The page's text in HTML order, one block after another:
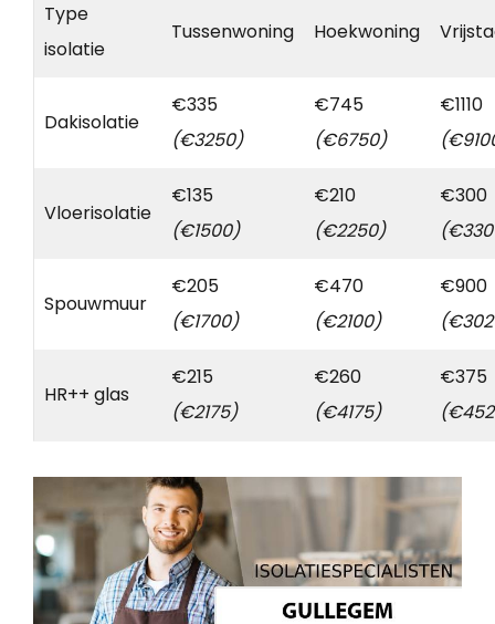
Type
isolatie
Tussenwoning Hoekwoning
Dakisolatie
€335
(€3250)
€745
(€6750)
€1110
Vloerisolatie
€135
(€1500)
€210
(€2250)
€300
Spouwmuur
€205
(€1700)
€470
(€2100)
€900
HR++ glas
€215
(€2175)
€260
(€4175)
€375